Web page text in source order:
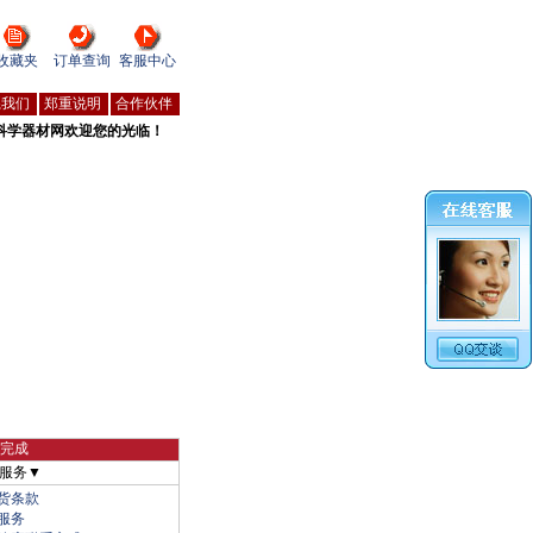
藏夹 订单查询 客服中心
们 郑重说明
合作伙伴
学器材网欢迎您的光临！
成
务▼
条款
务